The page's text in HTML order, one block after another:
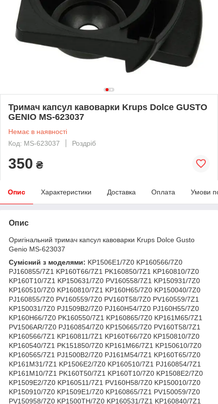
Тримач капсул кавоварки Krups Dolce GUSTO
GENIO MS-623037
Немає в наявності
Код: MS-623037
Роздріб
350 ₴
Опис Характеристики Доставка Оплата Умови
Опис
Оригінальний тримач капсул кавоварки Krups Dolce Gusto
Genio MS-623037
Сумісний з моделями: KP1506E1/7Z0 KP160566/7Z0
PJ160855/7Z1 KP160T66/7Z1 PK160850/7Z1 KP160810/7Z0
KP160T10/7Z1 KP150631/7Z0 PV160558/7Z1 KP150931/7Z0
KP160510/7Z0 KP160810/7Z1 KP160H65/7Z0 KP150040/7Z0
PJ160855/7Z0 PV160559/7Z0 PV160T58/7Z0 PV160559/7Z1
KP150031/7Z0 PJ1509B2/7Z0 PJ160H54/7Z0 PJ160H55/7Z0
KP160H66/7Z0 PK160550/7Z1 KP160865/7Z0 KP161M65/7Z1
PV1506AR/7Z0 PJ160854/7Z0 KP150665/7Z0 PV160T58/7Z1
KP160566/7Z1 KP160811/7Z1 KP160T66/7Z0 KP150810/7Z0
KP160540/7Z1 PK151850/7Z0 KP161M66/7Z1 KP150610/7Z0
KP160565/7Z1 PJ1500B2/7Z0 PJ161M54/7Z1 KP160T65/7Z0
KP161M31/7Z1 KP1506E2/7Z0 KP160510/7Z1 PJ160854/7Z1
KP161M10/7Z1 PK160T50/7Z1 KP160T10/7Z0 KP1508E2/7Z0
KP1509E2/7Z0 KP160511/7Z1 PV160H58/7Z0 KP150010/7Z0
KP150910/7Z0 KP1509E1/7Z0 KP160865/7Z1 PV150059/7Z0
PV150958/7Z0 KP1500TH/7Z0 KP160531/7Z1 KP160840/7Z1